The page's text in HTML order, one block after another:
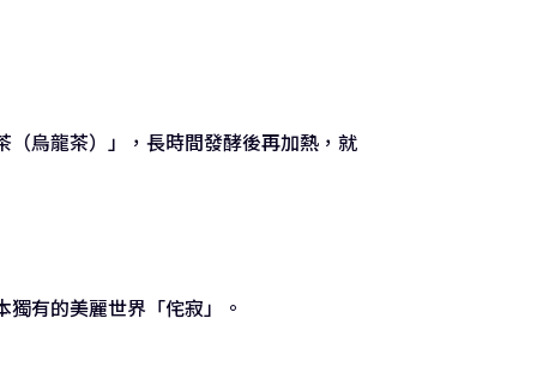
烏龍茶）」，長時間發酵後再加熱，就
有的美麗世界「侘寂」。